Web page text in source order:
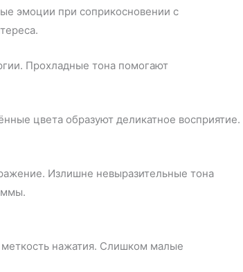
эмоции при соприкосновении с
Прохладные тона помогают
цвета образуют деликатное восприятие.
Излишне невыразительные тона
меткость нажатия. Слишком малые